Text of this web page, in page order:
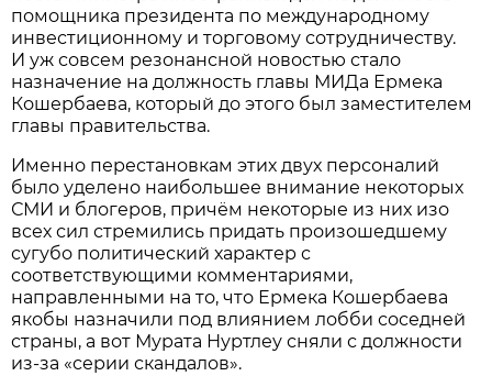
помощника президента по международному
инвестиционному и торговому сотрудничеству.
И уж совсем резонансной новостью стало
назначение на должность главы МИДа Ермека
Кошербаева, который до этого был заместителем
главы правительства.
Именно перестановкам этих двух персоналий
было уделено наибольшее внимание некоторых
СМИ и блогеров, причём некоторые из них изо
всех сил стремились придать произошедшему
сугубо политический характер с
соответствующими комментариями,
направленными на то, что Ермека Кошербаева
якобы назначили под влиянием лобби соседней
страны, а вот Мурата Нуртлеу сняли с должности
из-за «серии скандалов».